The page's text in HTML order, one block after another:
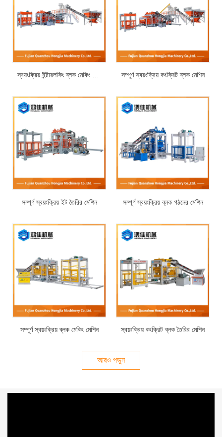
সম্পূর্ণ স্বয়ংক্রিয় কংক্রিট ব্লক মেশিন
সম্পূর্ণ স্বয়ংক্রিয় ইট তৈরির মেশিন সম্পূর্ণ স্বয়ংক্রিয় ব্লক গঠনের মেশিন
সম্পূর্ণ স্বয়ংক্রিয় ব্লক মেকিং মেশিন স্বয়ংক্রিয় কংক্রিট ব্লক তৈরির মেশিন
আরও পড়ুন